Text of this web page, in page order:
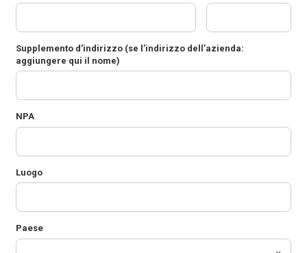
Supplemento d’indirizzo (se l’indirizzo dell’azienda:
aggiungere qui il nome)
NPA
Luogo
Paese